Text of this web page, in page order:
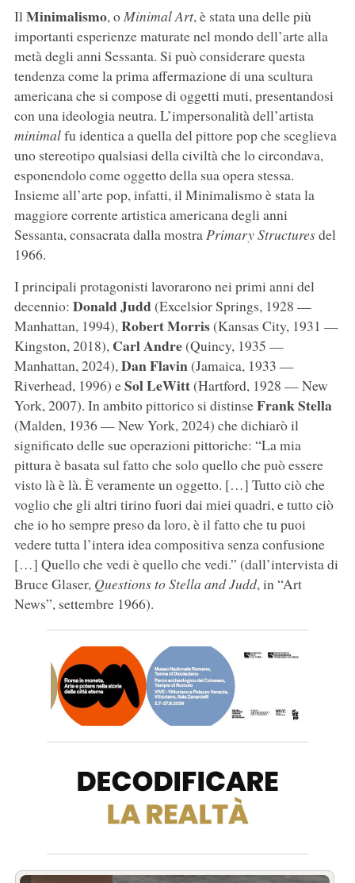
IlMinimalismo, oMinimal Art, è stata una delle più
importanti esperienze maturate nel mondo dell’arte alla
metà degli anni Sessanta. Si può considerare questa
tendenza come la prima affermazione di una scultura
americana che si compose di oggetti muti, presentandosi
con una ideologia neutra. L’impersonalità dell’artista
minimalfu identica a quella del pittore pop che sceglieva
uno stereotipo qualsiasi della civiltà che lo circondava,
esponendolo come oggetto della sua opera stessa.
Insieme all’arte pop, infatti, il Minimalismo è stata la
maggiore corrente artistica americana degli anni
Sessanta, consacrata dalla mostraPrimary Structuresdel
1966.
I principali protagonisti lavorarono nei primi anni del
decennio: Donald Judd(Excelsior Springs, 1928 —
Manhattan, 1994),Robert Morris(Kansas City, 1931 —
Kingston, 2018), Carl Andre(Quincy, 1935 —
Manhattan, 2024),Dan Flavin(Jamaica, 1933 —
Riverhead, 1996) eSol LeWitt(Hartford, 1928 — New
York, 2007). In ambito pittorico si distinseFrank Stella
(Malden, 1936 — New York, 2024) che dichiarò il
significato delle sue operazioni pittoriche: “La mia
pittura è basata sul fatto che solo quello che può essere
visto là è là. È veramente un oggetto. […] Tutto ciò che
voglio che gli altri tirino fuori dai miei quadri, e tutto ciò
che io ho sempre preso da loro, è il fatto che tu puoi
vedere tutta l’intera idea compositiva senza confusione
[…] Quello che vedi è quello che vedi.” (dall’intervista di
Bruce Glaser, Questions to Stella and Judd, in “Art
News”, settembre 1966).